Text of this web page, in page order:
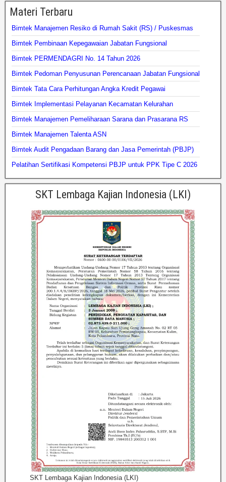
Materi Terbaru
Bimtek Manajemen Resiko di Rumah Sakit (RS) / Puskesmas
Bimtek Pembinaan Kepegawaian Jabatan Fungsional
Bimtek PERMENDAGRI No. 14 Tahun 2026
Bimtek Pedoman Penyusunan Perencanaan Jabatan Fungsional
Bimtek Tata Cara Perhitungan Angka Kredit Pegawai
Bimtek Implementasi Pelayanan Kecamatan Kelurahan
Bimtek Manajemen Pemeliharaan Sarana dan Prasarana RS
Bimtek Manajemen Talenta ASN
Bimtek Audit Pengadaan Barang dan Jasa Pemerintah (PBJP)
Pelatihan Sertifikasi Kompetensi PBJP untuk PPK Tipe C 2026
SKT Lembaga Kajian Indonesia (LKI)
SKT Lembaga Kajian Indonesia (LKI)